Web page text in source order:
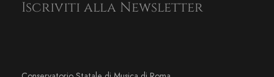
Iscriviti alla Newsletter